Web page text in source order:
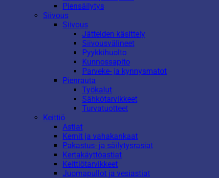
Piensäilytys
Siivous
Siivous
Jätteiden käsittely
Siivousvälineet
Pyykkihuolto
Kunnossapito
Parveke- ja kynnysmatot
Pienrauta
Työkalut
Sähkötarvikkeet
Turvatuotteet
Keittiö
Astiat
Kernit ja vahakankaat
Pakastus- ja säilytysrasiat
Kertakäyttöastiat
Keittiötarvikkeet
Juomapullot ja vesiastiat